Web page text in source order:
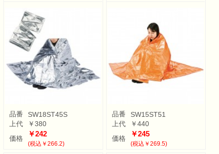
品番
SW18ST45S
上代
￥380
価格
￥242
(税込￥266.2)
品番
SW15ST51
上代
￥440
価格
￥245
(税込￥269.5)